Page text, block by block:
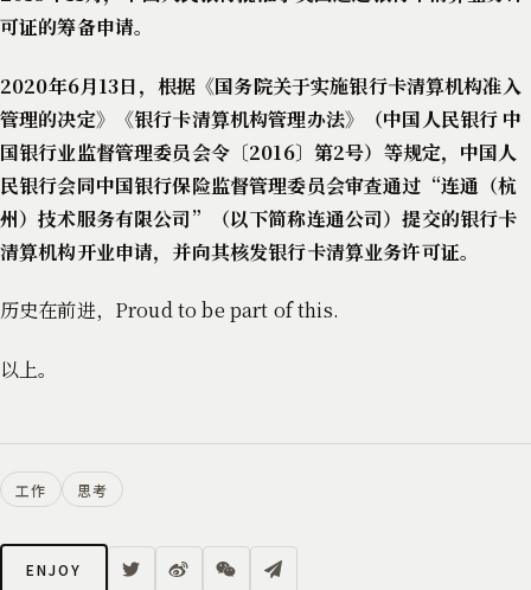
可证的筹备申请。
2020年6月13日，根据《国务院关于实施银行卡清算机构准入
管理的决定》《银行卡清算机构管理办法》（中国人民银行 中
国银行业监督管理委员会令〔2016〕第2号）等规定，中国人
民银行会同中国银行保险监督管理委员会审查通过“连通（杭
州）技术服务有限公司”（以下简称连通公司）提交的银行卡
清算机构开业申请，并向其核发银行卡清算业务许可证。
历史在前进，Proud to be part of this.
以上。
工作 思考
ENJOY